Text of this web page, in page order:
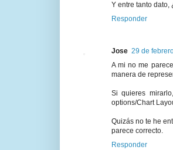
Y entre tanto dato,
Responder
Jose 29 de
A mi no me
manera de
Si quieres
options/Chart
Quizás no te he
parece correcto.
Responder